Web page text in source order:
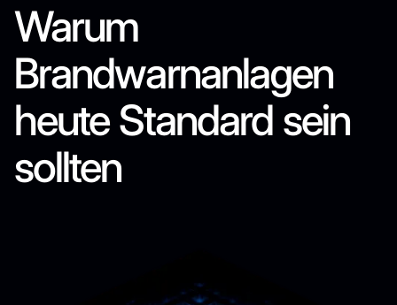
Warum
Brandwarnanlagen
heute Standard sein
sollten